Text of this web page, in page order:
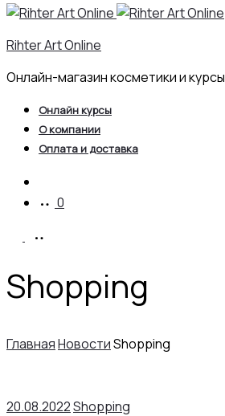
Rihter Art Online
Онлайн-магазин косметики и курсы
Онлайн курсы
О компании
Оплата и доставка
0
Shopping
ГлавнаяНовостиShopping
20.08.2022Shopping